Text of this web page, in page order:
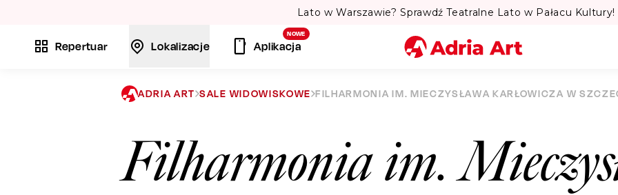
Lato w Warszawie? Sprawdź Teatralne Lato w Pałacu
Repertuar Lokalizacje
NOWE
Aplikacja
Miasto
Szukaj
ADRIA ART SALE WIDOWISKOWE FILHARMONIA IM. MIECZYSŁAWA KARŁOWICZA W
Filharmonia im.